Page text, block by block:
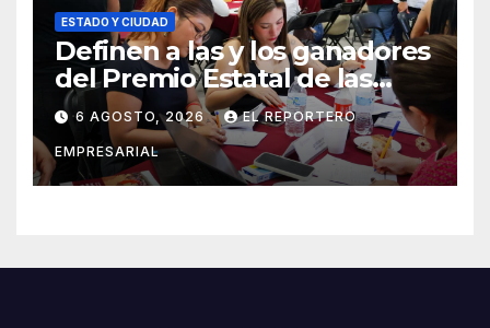
ESTADO Y CIUDAD
Definen a las y los ganadores
del Premio Estatal de las
Juventudes 2026
6 AGOSTO, 2026 EL REPORTERO
EMPRESARIAL